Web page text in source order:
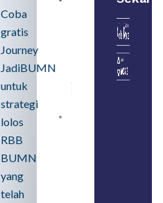
Coba
gratis
Journey
JadiBUMN
untuk
strategi
lolos
RBB
BUMN
yang
telah
Pengertian,
Perbedaan,
serta Jenis
August 6,
2026
SMA
Syarat,